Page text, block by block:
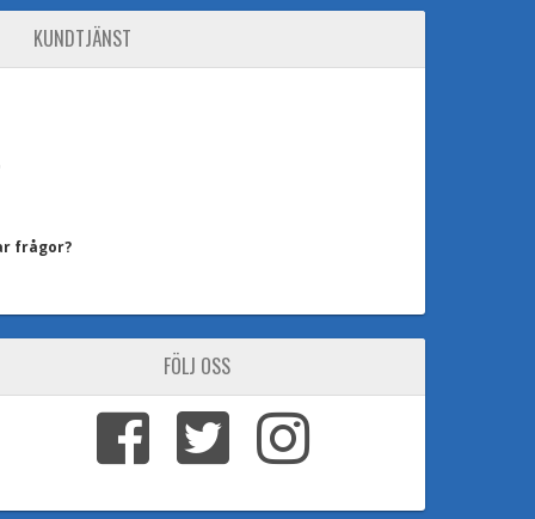
RP-sma hane 10m
hona till RP-sma hane 10m Detta är en
med kontakter på? Se denna länk. Detta är
KUNDTJÄNST
frågor?
FÖLJ OSS